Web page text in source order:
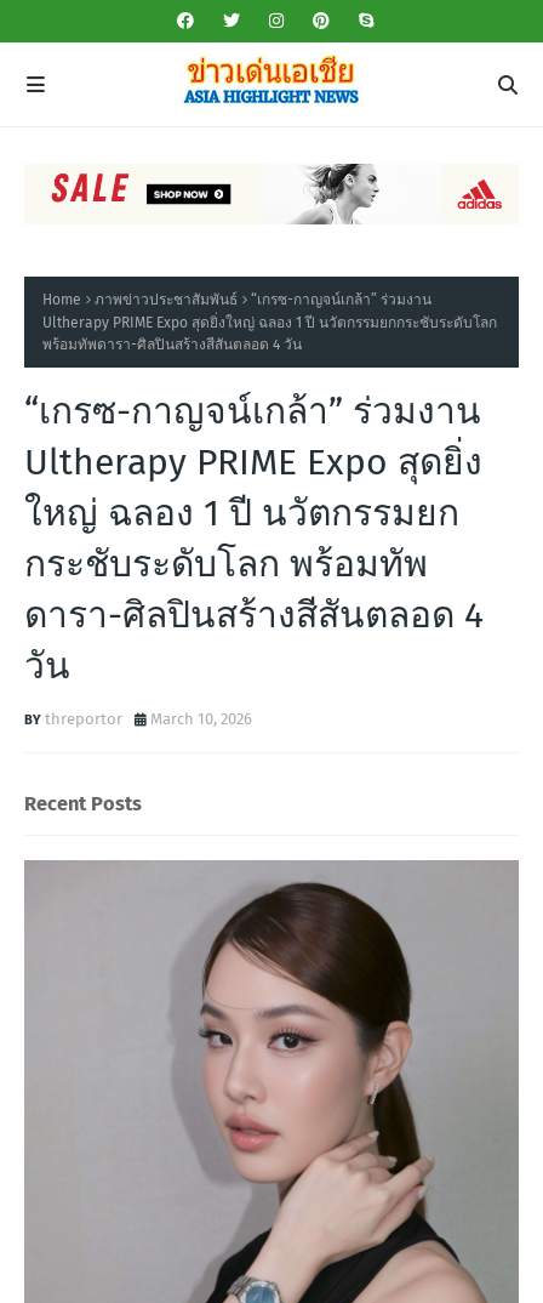
Home ภาพข่าวประชาสัมพันธ์
“เกรซ-กาญจน์เกล้า” ร่วมงาน
Ultherapy PRIME Expo สุดยิ่งใหญ่ ฉลอง 1 ปี นวัตกรรมยกกระชับระดับโลก
พร้อมทัพดารา-ศิลปินสร้างสีสันตลอด 4 วัน
“เกรซ-กาญจน์เกล้า” ร่วมงาน
Ultherapy PRIME Expo สุดยิ่ง
ใหญ่ ฉลอง 1 ปี นวัตกรรมยก
กระชับระดับโลก พร้อมทัพ
ดารา-ศิลปินสร้างสีสันตลอด 4
วัน
threportor March 10, 2026
Recent Posts